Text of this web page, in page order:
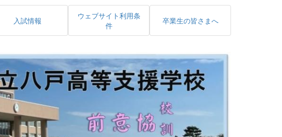
入試情報
ウェブサイト利用条
件
卒業生の皆さまへ